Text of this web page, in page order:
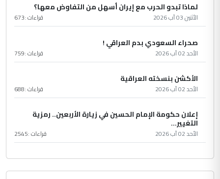
لماذا تبدو الحرب مع إيران أسهل من التفاوض معها؟
الأثنين 03 آب 2026 قراءات :673
صحراء السعودي بدم العراقي !
الأحد 02 آب 2026 قراءات :759
الأكشن بنسخته العراقية
الأحد 02 آب 2026 قراءات :688
إعلان حكومة الإمام الحسين في زيارة الأربعين.. رمزية
التغيير...
الأحد 02 آب 2026 قراءات :2545